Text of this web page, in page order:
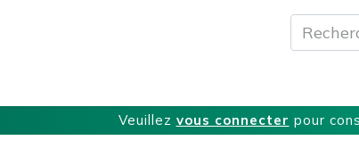
Veuillez vous connecter pour